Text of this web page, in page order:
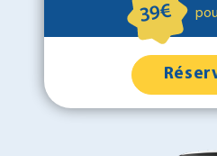
39€